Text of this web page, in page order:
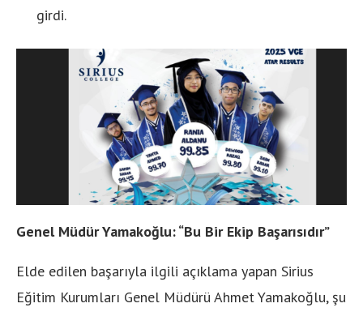
girdi.
Genel Müdür Yamakoğlu: “Bu Bir Ekip Başarısıdır”
Elde edilen başarıyla ilgili açıklama yapan Sirius
Eğitim Kurumları Genel Müdürü Ahmet Yamakoğlu, şu